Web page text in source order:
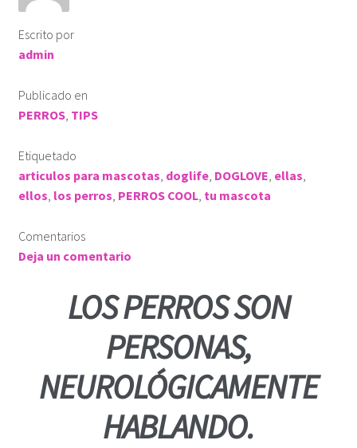
PLAYERA DEPORTIVA
IMPERMEABLE
KLÓTIPS
Contact Us
Escrito por
admin
Publicado en
PERROS, TIPS
Etiquetado
articulos para mascotas doglife, DOGLOVE ellas
ellos los perros PERROS COOL, tu mascota
Comentarios
Deja un comentario
LOS PERROS SON
PERSONAS,
NEUROLÓGICAMENTE
HABLANDO.